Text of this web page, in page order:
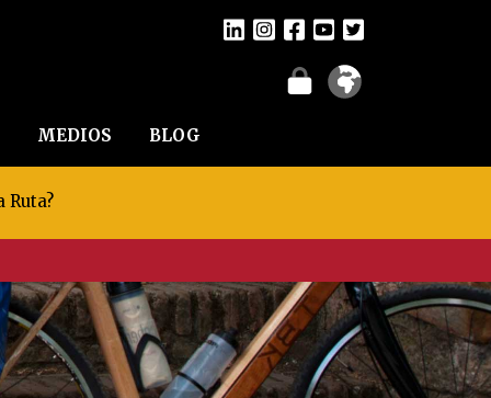
MEDIOS BLOG
Ruta?